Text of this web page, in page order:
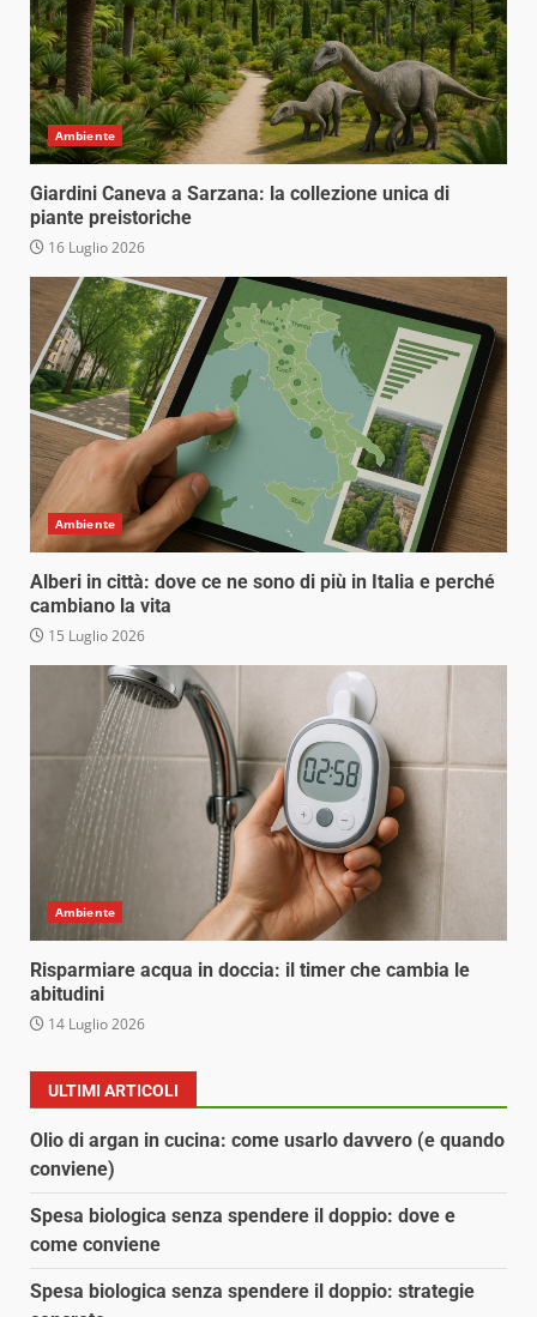
Ambiente
Giardini Caneva a Sarzana: la collezione unica di
piante preistoriche
16 Luglio 2026
Ambiente
Alberi in città: dove ce ne sono di più in Italia e perché
cambiano la vita
15 Luglio 2026
Ambiente
Risparmiare acqua in doccia: il timer che cambia le
abitudini
14 Luglio 2026
ULTIMI ARTICOLI
Olio di argan in cucina: come usarlo davvero (e quando
conviene)
Spesa biologica senza spendere il doppio: dove e
come conviene
Spesa biologica senza spendere il doppio: strategie